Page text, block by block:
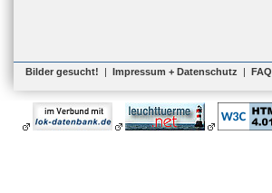
Bilder gesucht! | Impressum + Datenschutz | FAQ